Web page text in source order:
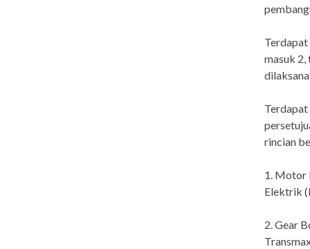
Terdapat
masuk 2,
rincian
1. Motor
Elektrik
2. Gear